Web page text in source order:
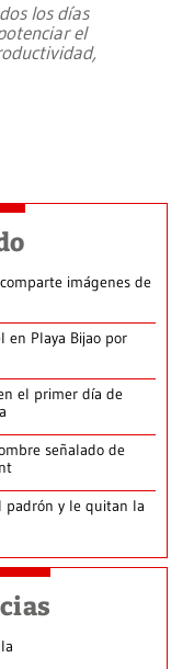
los días
el
imágenes de
en Playa Bijao por
el primer día de
señalado de
padrón y le quitan la